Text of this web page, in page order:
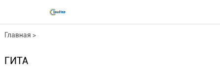
Главная >
Оптоволоконный кабель
ГИТА